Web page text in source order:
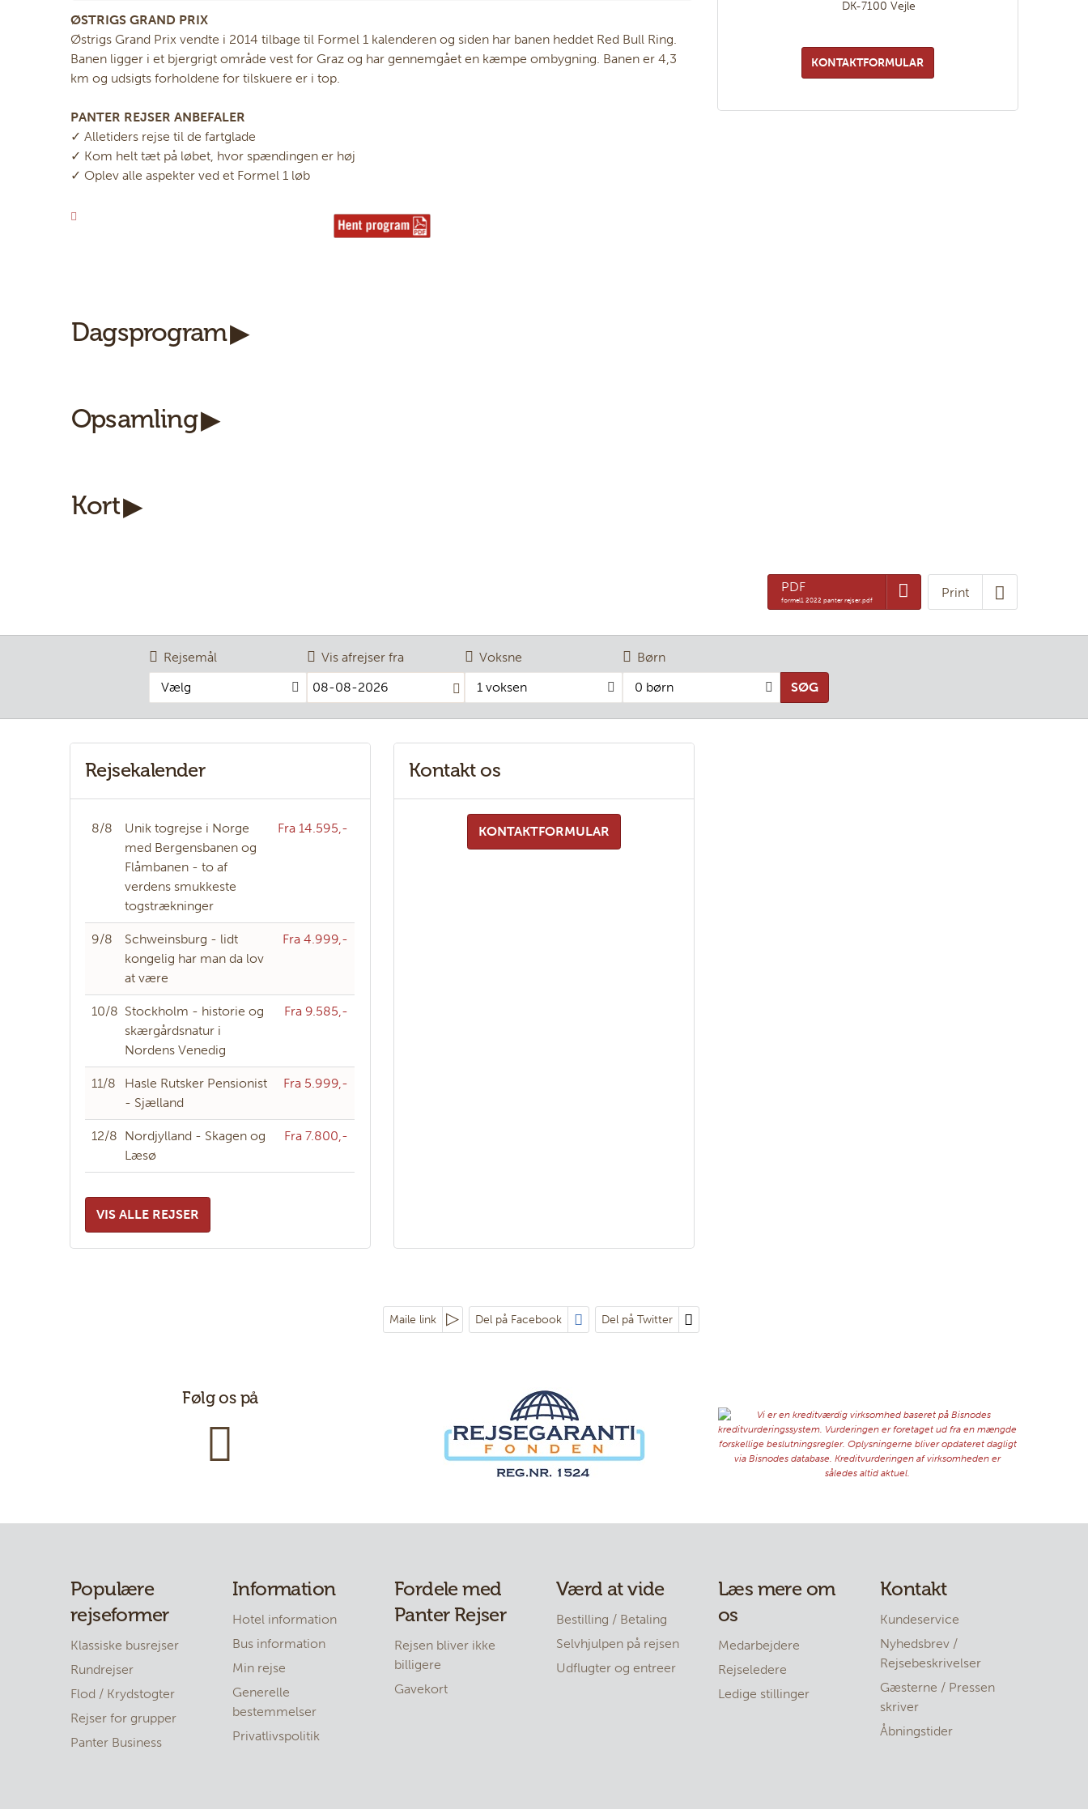
ØSTRIGS GRAND PRIX
Østrigs Grand Prix vendte i 2014 tilbage til Formel 1 kalenderen og siden har banen heddet Red Bull Ring.
Banen ligger i et bjergrigt område vest for Graz og har gennemgået en kæmpe ombygning. Banen er 4,3
km og udsigts forholdene for tilskuere er i top.
PANTER REJSER ANBEFALER
✓ Alletiders rejse til de fartglade
✓ Kom helt tæt på løbet, hvor spændingen er høj
✓ Oplev alle aspekter ved et Formel 1 løb
DK-7100Vejle
KONTAKTFORMULAR
Dagsprogram
Opsamling
Kort
PDF
formel1 2022 panter rejser.pdf Print
Rejsemål
Vælg
Vis afrejser fra
Voksne
1 voksen
Børn
0 børn
SØG
Rejsekalender
8/8
Unik togrejse i Norge
med Bergensbanen og
Flåmbanen - to af
verdens smukkeste
togstrækninger
Fra 14.595,-
9/8
Schweinsburg - lidt
kongelig har man da lov
at være
Fra 4.999,-
10/8 Stockholm - historie og
skærgårdsnatur i
Nordens Venedig
Fra 9.585,-
11/8
Hasle Rutsker Pensionist
- Sjælland
Fra 5.999,-
12/8 Nordjylland - Skagen og
Læsø
Fra 7.800,-
VIS ALLE REJSER
Kontakt os
KONTAKTFORMULAR
Maile link Del på Facebook Del på Twitter
Følg os på
Populære
rejseformer
Klassiske busrejser
Rundrejser
Flod / Krydstogter
Rejser for grupper
Panter Business
Information
Hotel information
Bus information
Min rejse
Generelle
bestemmelser
Privatlivspolitik
Fordele med
Panter Rejser
Rejsen bliver ikke
billigere
Gavekort
Værd at vide
Bestilling / Betaling
Selvhjulpen på rejsen
Udflugter og entreer
Læs mere om
os
Medarbejdere
Rejseledere
Ledige stillinger
Kontakt
Kundeservice
Nyhedsbrev /
Rejsebeskrivelser
Gæsterne / Pressen
skriver
Åbningstider